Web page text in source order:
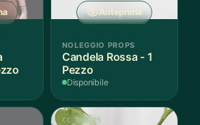
Anteprima
NOLEGGIO PROPS
Candela Rossa - 1
Pezzo
Disponibile
CC 002-05